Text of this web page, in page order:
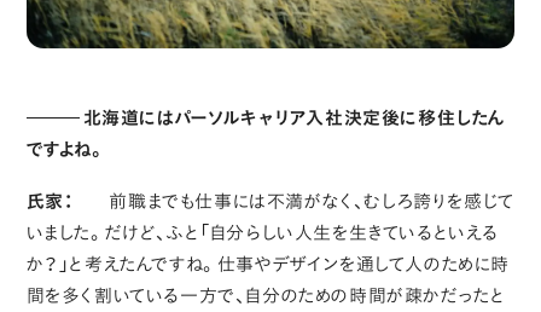
北海道にはパーソルキャリア入社決定後に移住したん
ですよね。
氏家：
前職までも仕事には不満がなく、むしろ誇りを感じて
いました。だけど、ふと「自分らしい人生を生きているといえる
か？」と考えたんですね。仕事やデザインを通して人のために時
間を多く割いている一方で、自分のための時間が疎かだったと